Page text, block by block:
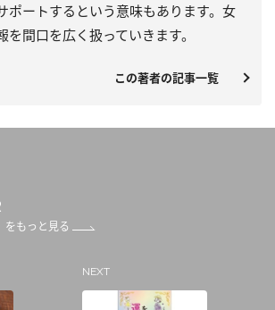
ポートするという意味もあります。女
間口を広く扱っていきます。
この著者の記事一覧
をもっと見る
NEXT